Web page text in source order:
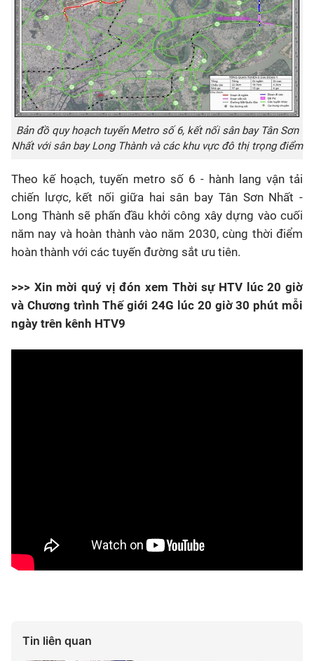
Bản đồ quy hoạch tuyến Metro số 6, kết nối sân bay Tân Sơn
Nhất với sân bay Long Thành và các khu vực đô thị trọng điểm
Theo kế hoạch, tuyến metro số 6 - hành lang vận tải
chiến lược, kết nối giữa hai sân bay Tân Sơn Nhất -
Long Thành sẽ phấn đầu khởi công xây dựng vào cuối
năm nay và hoàn thành vào năm 2030, cùng thời điểm
hoàn thành với các tuyến đường sắt ưu tiên.
>>> Xin mời quý vị đón xem Thời sự HTV lúc 20 giờ
và Chương trình Thế giới 24G lúc 20 giờ 30 phút mỗi
ngày trên kênh HTV9
Tin liên quan